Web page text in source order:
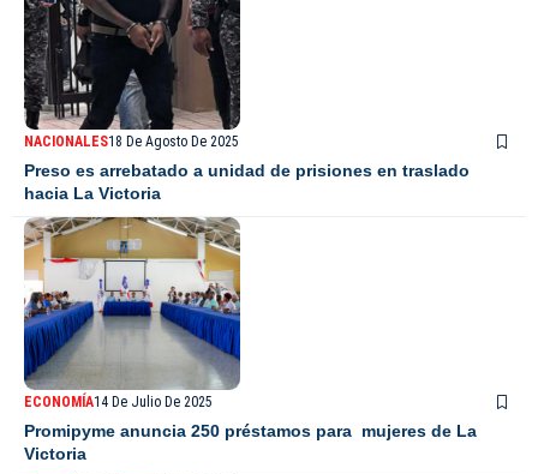
NACIONALES18 De Agosto De 2025
Preso es arrebatado a unidad de prisiones en traslado
hacia La Victoria
ECONOMÍA14 De Julio De 2025
Promipyme anuncia 250 préstamos para mujeres de La
Victoria